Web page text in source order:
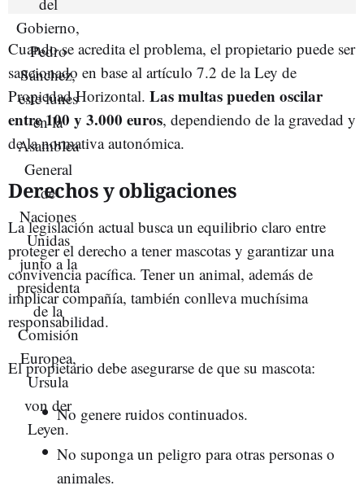
Cuando se acredita el problema, el propietario puede ser
sancionado en base al artículo 7.2 de la Ley de
Propiedad Horizontal. Las multas pueden oscilar
entre 100 y 3.000 euros, dependiendo de la gravedad y
de la normativa autonómica.
Derechos y obligaciones
La legislación actual busca un equilibrio claro entre
proteger el derecho a tener mascotas y garantizar una
convivencia pacífica. Tener un animal, además de
implicar compañía, también conlleva muchísima
responsabilidad.
El propietario debe asegurarse de que su mascota:
No genere ruidos continuados.
No suponga un peligro para otras personas o
animales.